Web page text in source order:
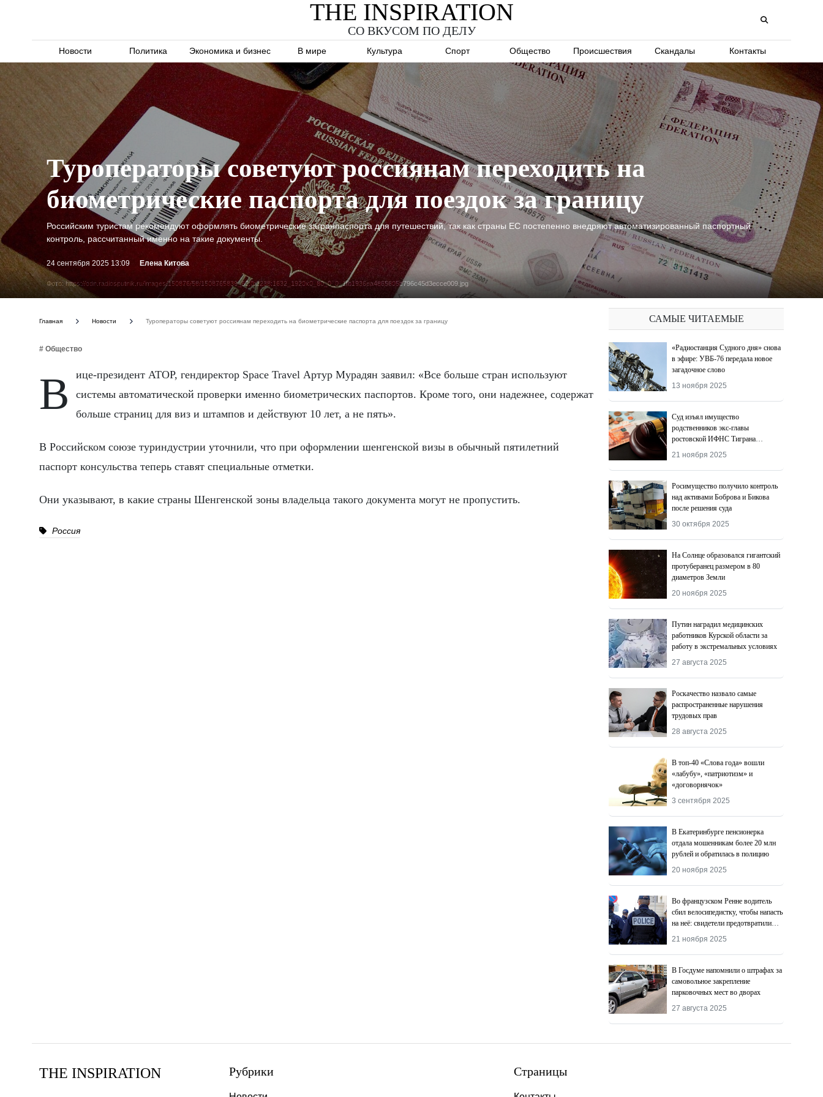
THE INSPIRATION
СО ВКУСОМ ПО ДЕЛУ
Новости Политика Экономика и бизнес В мире Культура Спорт Общество Происшествия Скандалы Контакты
Фото: https://cdn.radiosputnik.ru/images/150876/58/1508765839_62:0:2238:1632_1920x0_80_0_0_1fb1936ea4865605c796c45d3ecce009.jpg
Туроператоры советуют россиянам переходить на
биометрические паспорта для поездок за границу
Российским туристам рекомендуют оформлять биометрические загранпаспорта для путешествий, так как страны ЕС постепенно внедряют автоматизированный паспортный
контроль, рассчитанный именно на такие документы.
24 сентября 2025 13:09 Елена Китова
Главная Новости Туроператоры советуют россиянам переходить на биометрические паспорта для поездок за границу
# Общество
Вице-президент АТОР, гендиректор Space Travel Артур Мурадян заявил: «Все больше стран используют
системы автоматической проверки именно биометрических паспортов. Кроме того, они надежнее, содержат
больше страниц для виз и штампов и действуют 10 лет, а не пять».
В Российском союзе туриндустрии уточнили, что при оформлении шенгенской визы в обычный пятилетний
паспорт консульства теперь ставят специальные отметки.
Они указывают, в какие страны Шенгенской зоны владельца такого документа могут не пропустить.
Россия
САМЫЕ ЧИТАЕМЫЕ
«Радиостанция Судного дня» снова
в эфире: УВБ-76 передала новое
загадочное слово
13 ноября 2025
Суд изъял имущество
родственников экс-главы
ростовской ИФНС Тиграна
Додохяна
21 ноября 2025
Росимущество получило контроль
над активами Боброва и Бикова
после решения суда
30 октября 2025
На Солнце образовался гигантский
протуберанец размером в 80
диаметров Земли
20 ноября 2025
Путин наградил медицинских
работников Курской области за
работу в экстремальных условиях
27 августа 2025
Роскачество назвалo самые
распространенные нарушения
трудовых прав
28 августа 2025
В топ-40 «Слова года» вошли
«лабубу», «патриотизм» и
«договорнячок»
3 сентября 2025
В Екатеринбурге пенсионерка
отдала мошенникам более 20 млн
рублей и обратилась в полицию
20 ноября 2025
Во французском Ренне водитель
сбил велосипедистку, чтобы напасть
на неё: свидетели предотвратили
преступление
21 ноября 2025
В Госдуме напомнили о штрафах за
самовольное закрепление
парковочных мест во дворах
27 августа 2025
THE INSPIRATION Рубрики Страницы